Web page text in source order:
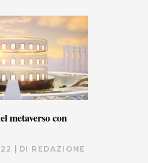
metaverso con
DI REDAZIONE